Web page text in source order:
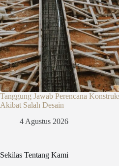
Tanggung Jawab Perencana
Akibat Salah Desain
4 Agustus 2026
Sekilas Tentang Kami